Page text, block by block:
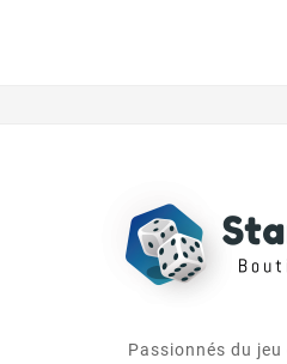
Passionnés du